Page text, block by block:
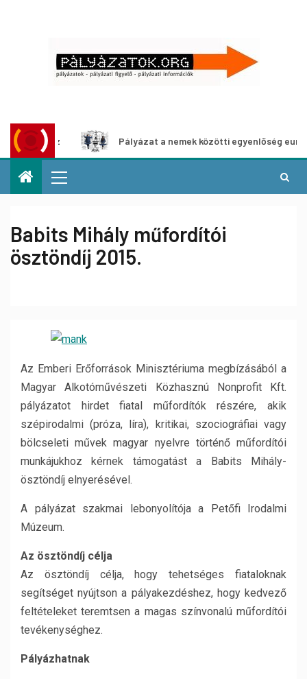
Pályázat a nemek közötti egyenlőség európai
Babits Mihály műfordítói
ösztöndíj 2015.
Az Emberi Erőforrások Minisztériuma megbízásából a
Magyar Alkotóművészeti Közhasznú Nonprofit Kft.
pályázatot hirdet fiatal műfordítók részére, akik
szépirodalmi (próza, líra), kritikai, szociográfiai vagy
bölcseleti művek magyar nyelvre történő műfordítói
munkájukhoz kérnek támogatást a Babits Mihály-
ösztöndíj elnyerésével.
A pályázat szakmai lebonyolítója a Petőfi Irodalmi
Múzeum.
Az ösztöndíj célja
Az ösztöndíj célja, hogy tehetséges fiataloknak
segítséget nyújtson a pályakezdéshez, hogy kedvező
feltételeket teremtsen a magas színvonalú műfordítói
tevékenységhez.
Pályázhatnak